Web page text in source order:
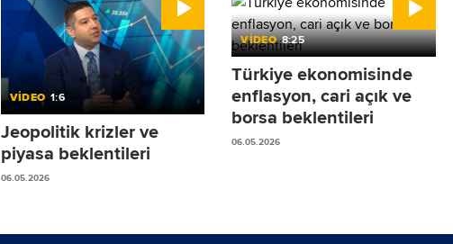
VİDEO 1:6
Jeopolitik krizler ve
piyasa beklentileri
06.05.2026
VİDEO 8:25
Türkiye ekonomisinde
enflasyon, cari açık ve
borsa beklentileri
06.05.2026